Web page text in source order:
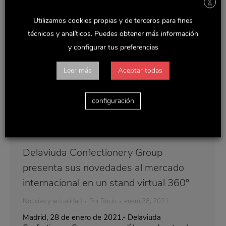
Delaviuda Confectionery Group
presenta sus novedades al mercado
internacional en un stand virtual 360º
Noticias y actualidad Por Rocio enero 28, 2021
Madrid, 28 de enero de 2021.- Delaviuda
X
Utilizamos cookies propias y de terceros para fines
técnicos y analíticos. Puedes obtener más información
y configurar tus preferencias
Leer más Aceptar todas
configuración